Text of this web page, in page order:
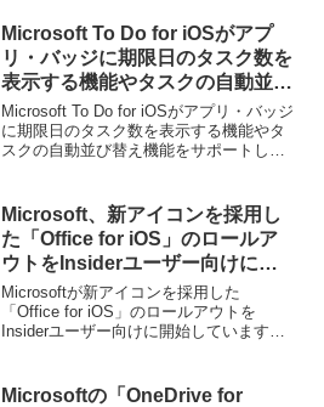
Microsoft To Do for iOSがアプ
リ・バッジに期限日のタスク数を
表示する機能やタスクの自動並び
替え機能をサポート。
Microsoft To Do for iOSがアプリ・バッジ
に期限日のタスク数を表示する機能やタ
スクの自動並び替え機能をサポートして
Microsoft、新アイコンを採用し
た「Office for iOS」のロールア
ウトをInsiderユーザー向けに開
始。
Microsoftが新アイコンを採用した
「Office for iOS」のロールアウトを
Insiderユーザー向けに開始しています。
Microsoftの「OneDrive for